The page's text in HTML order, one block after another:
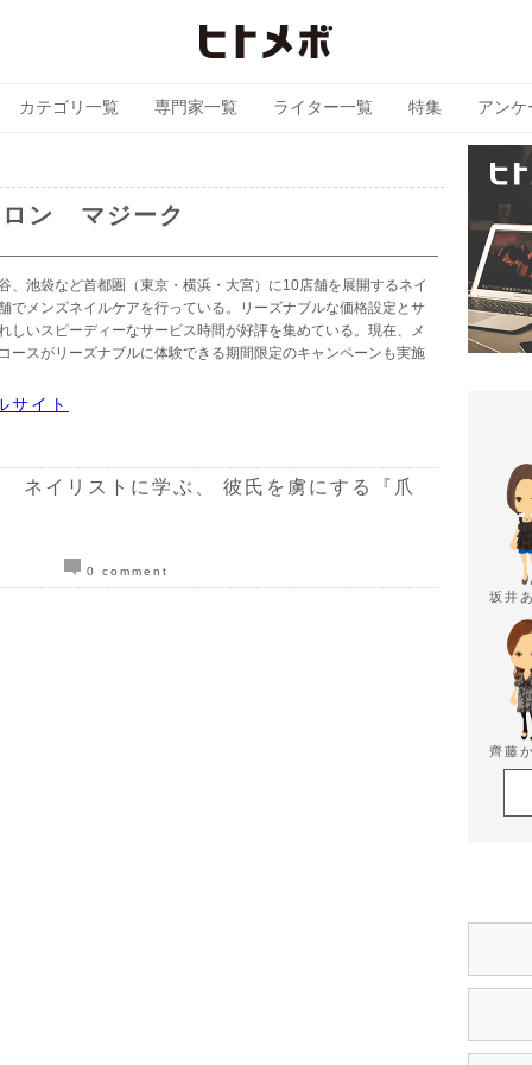
カテゴリ一覧 専門家一覧 ライター一覧 特集 アンケ
ロン マジーク
、池袋など首都圏（東京・横浜・大宮）に10店舗を展開するネイ
でメンズネイルケアを行っている。リーズナブルな価格設定とサ
しいスピーディーなサービス時間が好評を集めている。現在、メ
ースがリーズナブルに体験できる期間限定のキャンペーンも実施
サイト
ネイリストに学ぶ、 彼氏を虜にする『爪
0 comment
坂井
齊藤